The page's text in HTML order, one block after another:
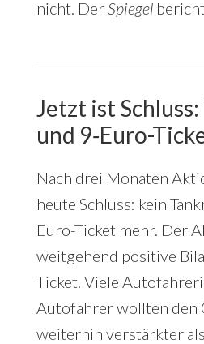
nicht. Der Spiegel
Jetzt ist
und 9‑Euro-
Nach drei Monaten
heute Schluss: kein
Euro-Ticket mehr. Der
weitgehend positive
Ticket. Viele
Autofahrer wollten den
weiterhin verstärkter